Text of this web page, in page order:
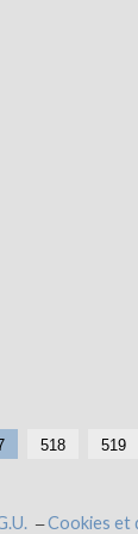
518 519
Cookies et